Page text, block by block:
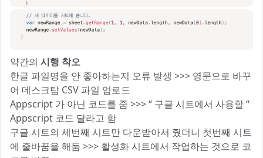
약간의 시행 착오
한글 파일명을 안 좋아하는지 오류 발생 >>> 영문으로 바꾸
어 데스크탑 CSV 파일 업로드
Appscript 가 아닌 코드를 줌 >>> “ 구글 시트에서 사용할 “
Appscript 코드 달라고 함
구글 시트의 세번째 시트만 다운받아서 줬더니 첫번째 시트
에 줄바꿈을 해둠 >>> 활성화 시트에서 작업하는 것으로 코